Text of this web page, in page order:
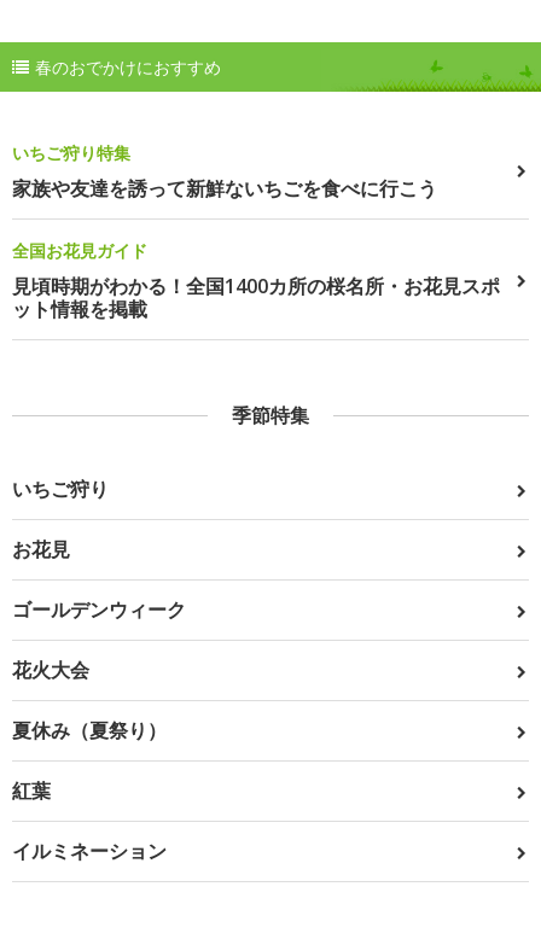
春のおでかけにおすすめ
いちご狩り特集
家族や友達を誘って新鮮ないちごを食べに行こう
全国お花見ガイド
見頃時期がわかる！全国1400カ所の桜名所・お花見スポ
ット情報を掲載
季節特集
いちご狩り
お花見
ゴールデンウィーク
花火大会
夏休み（夏祭り）
紅葉
イルミネーション